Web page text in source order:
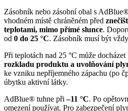
Zásobník nebo zásobní obal s
vhodném místě chráněném před
teplotami, mimo přímé slunce.
od 0 do 25 °C. Zásobník musí být vždy
Při teplotách nad 25 °C může docházet
rozkladu produktu a uvolňování
ke vzniku nepříjemného zápachu (po
úbytku aktivní látky.
AdBlue® tuhne při–11 °C. Po
omezení používat. Pro zabezpečení